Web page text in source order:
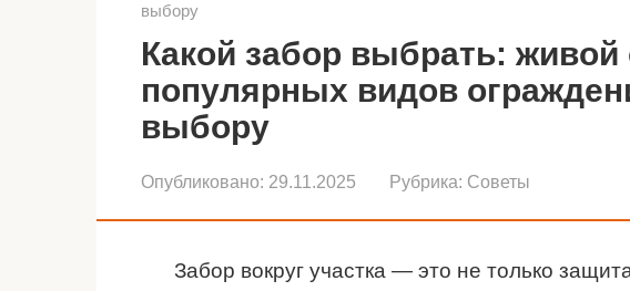
выбору
Какой забор выбрать: живой
популярных видов
выбору
Опубликовано: 29.11.2025 Рубрика: Советы
Забор вокруг участка — это не только